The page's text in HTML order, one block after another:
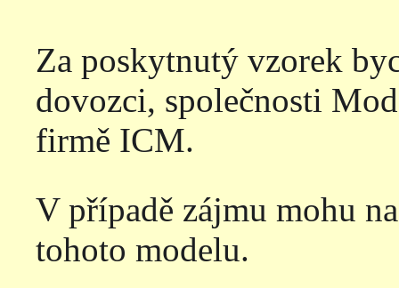
Za poskytnutý vzorek
dovozci, společnosti
firmě ICM.
V případě zájmu mohu
tohoto modelu.